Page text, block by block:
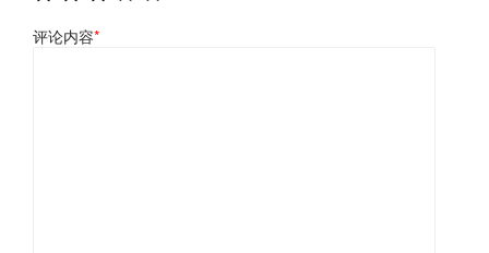
评论内容*